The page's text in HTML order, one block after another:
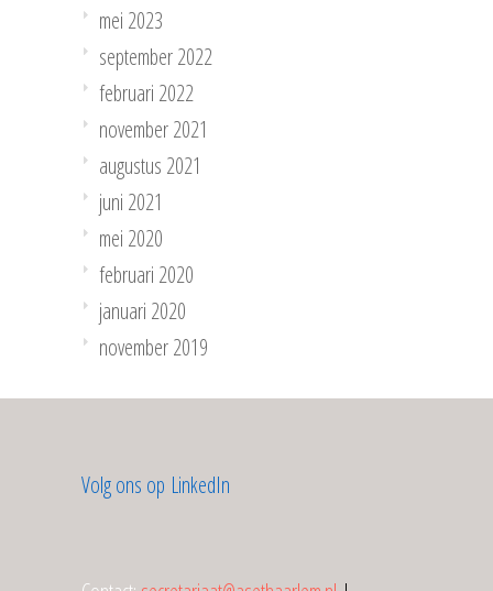
mei 2023
september 2022
februari 2022
november 2021
augustus 2021
juni 2021
mei 2020
februari 2020
januari 2020
november 2019
Volg ons op LinkedIn